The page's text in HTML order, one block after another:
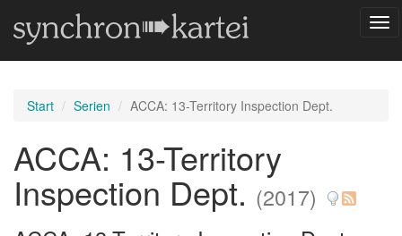
Start Serien ACCA: 13-Territory Inspection Dept.
ACCA: 13-Territory
Inspection Dept. (2017)